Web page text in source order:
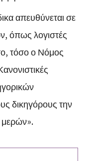
απευθύνεται σε
όπως λογιστές
τόσο ο Νόμος
δικηγόρους την